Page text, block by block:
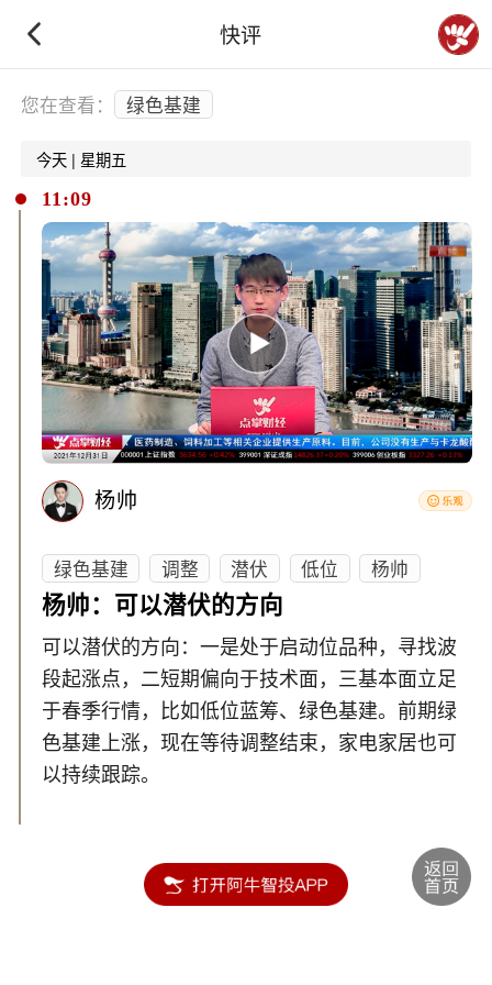
快评
下拉刷新
您在查看： 绿色基建
今天 | 星期五
11:09
杨帅
绿色基建 调整 潜伏 低位
杨帅
杨帅：可以潜伏的方向
可以潜伏的方向：一是处于启动位品种，寻找波
段起涨点，二短期偏向于技术面，三基本面立足
于春季行情，比如低位蓝筹、绿色基建。前期绿
色基建上涨，现在等待调整结束，家电家居也可
以持续跟踪。